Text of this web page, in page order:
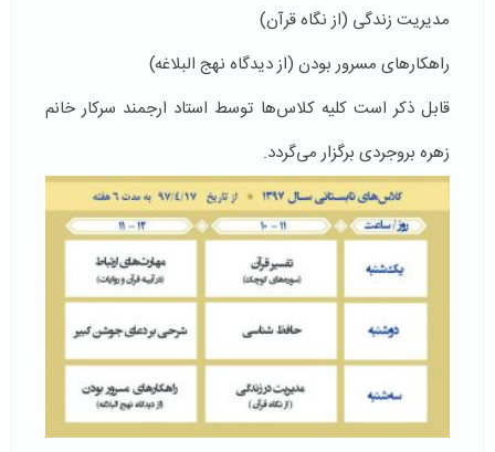
مدیریت زندگی (از نگاه قرآن)
راهکارهای مسرور بودن (از دیدگاه نهج البلاغه)
قابل ذکر است کلیه کلاس‌ها توسط استاد ارجمند سرکار خانم
زهره بروجردی برگزار می‌گردد.